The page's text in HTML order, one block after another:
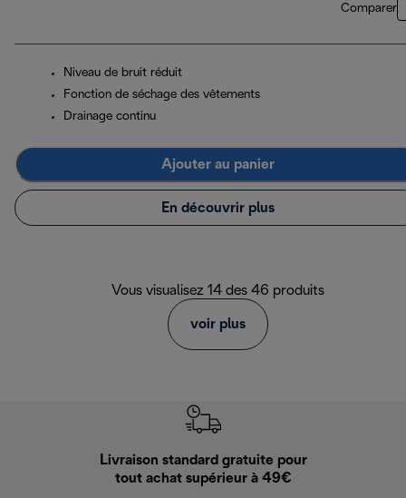
Comparer
Niveau de bruit réduit
Fonction de séchage des vêtements
Drainage continu
Ajouter au panier
En découvrir plus
Vous visualisez 14 des 46 produits
voir plus
Livraison standard gratuite pour
tout achat supérieur à 49€